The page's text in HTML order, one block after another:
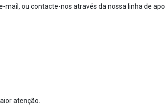
ou contacte-nos através da nossa linha de
atenção.